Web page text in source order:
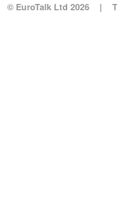
© EuroTalk Ltd 2026 |